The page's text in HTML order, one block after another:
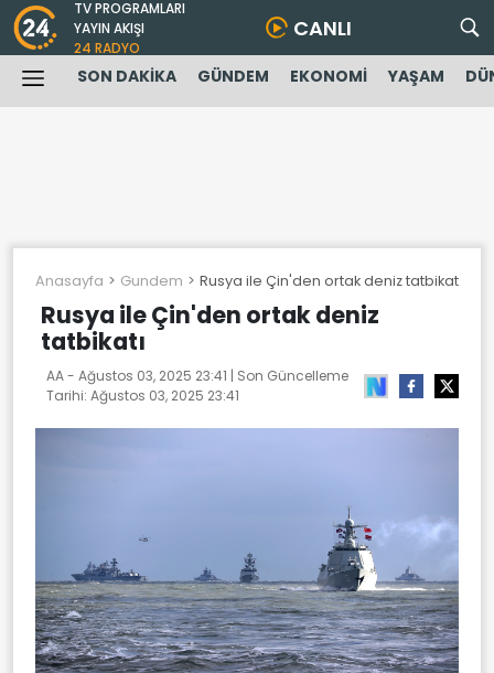
TV PROGRAMLARI
YAYIN AKIŞI
24 RADYO
CANLI
SON DAKİKA GÜNDEM EKONOMİ YAŞAM
Anasayfa Gundem Rusya ile Çin'den ortak deniz tatbikatı
Rusya ile Çin'den ortak deniz
tatbikatı
AA - Ağustos 03, 2025 23:41 | Son Güncelleme
Tarihi: Ağustos 03, 2025 23:41